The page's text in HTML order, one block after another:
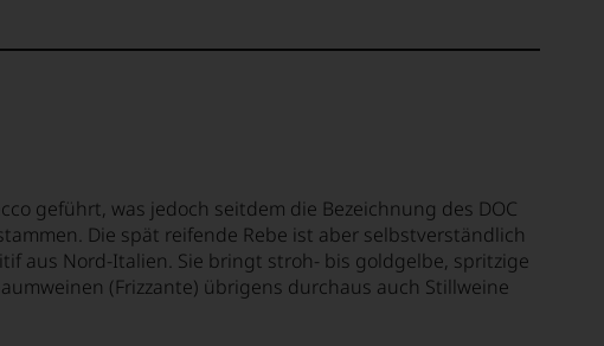
geführt, was jedoch seitdem die Bezeichnung des DOC
Die spät reifende Rebe ist aber selbstverständlich
aus Nord-Italien. Sie bringt stroh- bis goldgelbe, spritzige
(Frizzante) übrigens durchaus auch Stillweine